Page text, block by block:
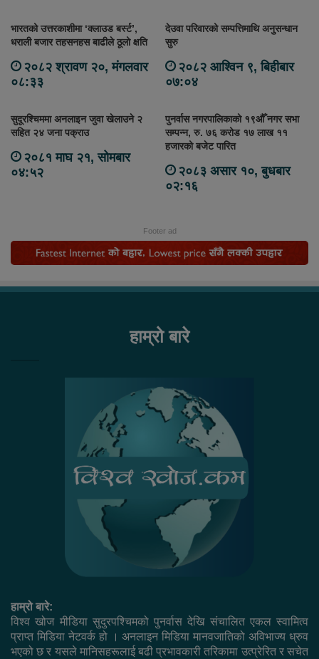
भारतको उत्तरकाशीमा ‘क्लाउड बर्स्ट’,
धराली बजार तहसनहस बाढीले ठूलो क्षति
२०८२ श्रावण २०, मंगलवार
०८:३३
देउवा परिवारको सम्पत्तिमाथि अनुसन्धान
सुरु
२०८२ आश्विन ९, बिहीबार
०७:०४
सुदूरश्चिममा अनलाइन जुवा खेलाउने २
सहित २४ जना पक्राउ
२०८१ माघ २१, सोमबार
०४:५२
पुनर्वास नगरपालिकाको १९औँ नगर सभा
सम्पन्न, रु. ७६ करोड १७ लाख ११
हजारको बजेट पारित
२०८३ असार १०, बुधबार
०२:१६
Footer ad
हाम्रो बारे
हाम्रो बारे:
विश्व खोज मीडिया सुदुरपश्चिमको पुनर्वास देखि संचालित एकल स्वामित्व
प्राप्त मिडिया नेटवर्क हो । अनलाइन मिडिया मानवजातिको अविभाज्य ध्रुव
भएको छ र यसले मानिसहरूलाई बढी प्रभावकारी तरिकामा उत्प्रेरित र सचेत